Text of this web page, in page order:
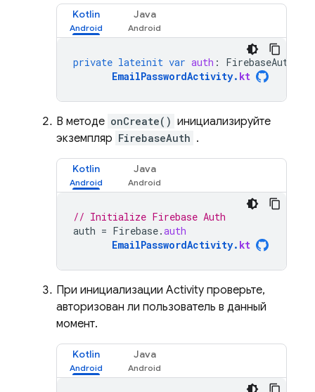
Kotlin Java
private lateinit var auth :
FirebaseAuth
EmailPasswordActivity. kt
В методе onCreate() инициализируйте
экземпляр FirebaseAuth .
Kotlin Java
// Initialize Firebase Auth
auth = Firebase.auth
EmailPasswordActivity. kt
При инициализации Activity проверьте,
авторизован ли пользователь в данный
момент.
Kotlin Java